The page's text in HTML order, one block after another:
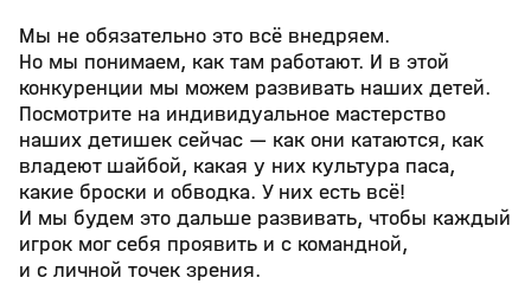
Мы не обязательно это всё внедряем.
Но мы понимаем, как там работают. И в этой
конкуренции мы можем развивать наших детей.
Посмотрите на индивидуальное мастерство
наших детишек сейчас — как они катаются, как
владеют шайбой, какая у них культура паса,
какие броски и обводка. У них есть всё!
И мы будем это дальше развивать, чтобы каждый
игрок мог себя проявить и с командной,
и с личной точек зрения.